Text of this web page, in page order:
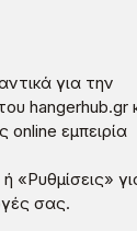
19400, Ελλάδα
για την
hangerhub.gr
online εμπειρία
«Ρυθμίσεις»
σας.